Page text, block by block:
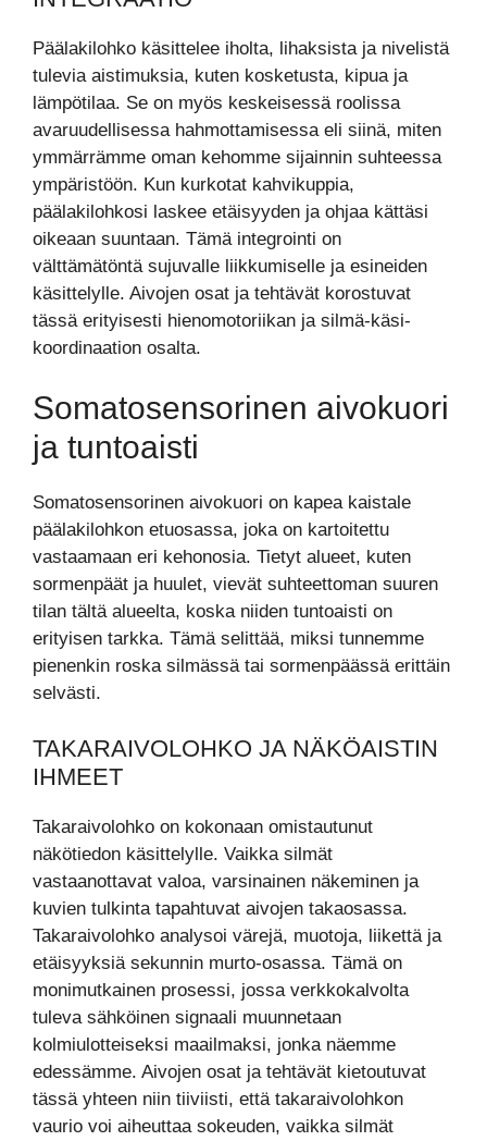
Päälakilohko käsittelee iholta, lihaksista ja nivelistä
tulevia aistimuksia, kuten kosketusta, kipua ja
lämpötilaa. Se on myös keskeisessä roolissa
avaruudellisessa hahmottamisessa eli siinä, miten
ymmärrämme oman kehomme sijainnin suhteessa
ympäristöön. Kun kurkotat kahvikuppia,
päälakilohkosi laskee etäisyyden ja ohjaa kättäsi
oikeaan suuntaan. Tämä integrointi on
välttämätöntä sujuvalle liikkumiselle ja esineiden
käsittelylle. Aivojen osat ja tehtävät korostuvat
tässä erityisesti hienomotoriikan ja silmä-käsi-
koordinaation osalta.
Somatosensorinen aivokuori
ja tuntoaisti
Somatosensorinen aivokuori on kapea kaistale
päälakilohkon etuosassa, joka on kartoitettu
vastaamaan eri kehonosia. Tietyt alueet, kuten
sormenpäät ja huulet, vievät suhteettoman suuren
tilan tältä alueelta, koska niiden tuntoaisti on
erityisen tarkka. Tämä selittää, miksi tunnemme
pienenkin roska silmässä tai sormenpäässä erittäin
selvästi.
TAKARAIVOLOHKO JA NÄKÖAISTIN
IHMEET
Takaraivolohko on kokonaan omistautunut
näkötiedon käsittelylle. Vaikka silmät
vastaanottavat valoa, varsinainen näkeminen ja
kuvien tulkinta tapahtuvat aivojen takaosassa.
Takaraivolohko analysoi värejä, muotoja, liikettä ja
etäisyyksiä sekunnin murto-osassa. Tämä on
monimutkainen prosessi, jossa verkkokalvolta
tuleva sähköinen signaali muunnetaan
kolmiulotteiseksi maailmaksi, jonka näemme
edessämme. Aivojen osat ja tehtävät kietoutuvat
tässä yhteen niin tiiviisti, että takaraivolohkon
vaurio voi aiheuttaa sokeuden, vaikka silmät